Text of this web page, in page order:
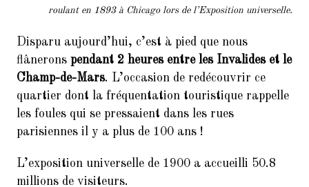
roulant en 1893 à Chicago lors de l’Exposition universelle.
Disparu aujourd’hui, c’est à pied que nous
flânerons pendant 2 heures entre les Invalides et le
Champ-de-Mars. L’occasion de redécouvrir ce
quartier dont la fréquentation touristique rappelle
les foules qui se pressaient dans les rues
parisiennes il y a plus de 100 ans !
L’exposition universelle de 1900 a accueilli 50.8
millions de visiteurs.